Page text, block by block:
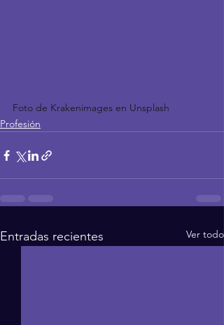
Foto de Krakenimages en Unsplash
Profesión
Entradas recientes Ver todo